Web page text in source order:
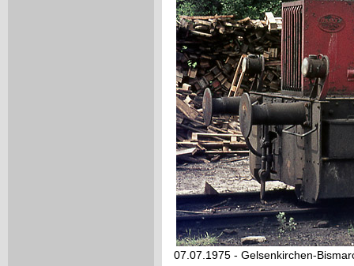
07.07.1975 - Gelsenkirchen-